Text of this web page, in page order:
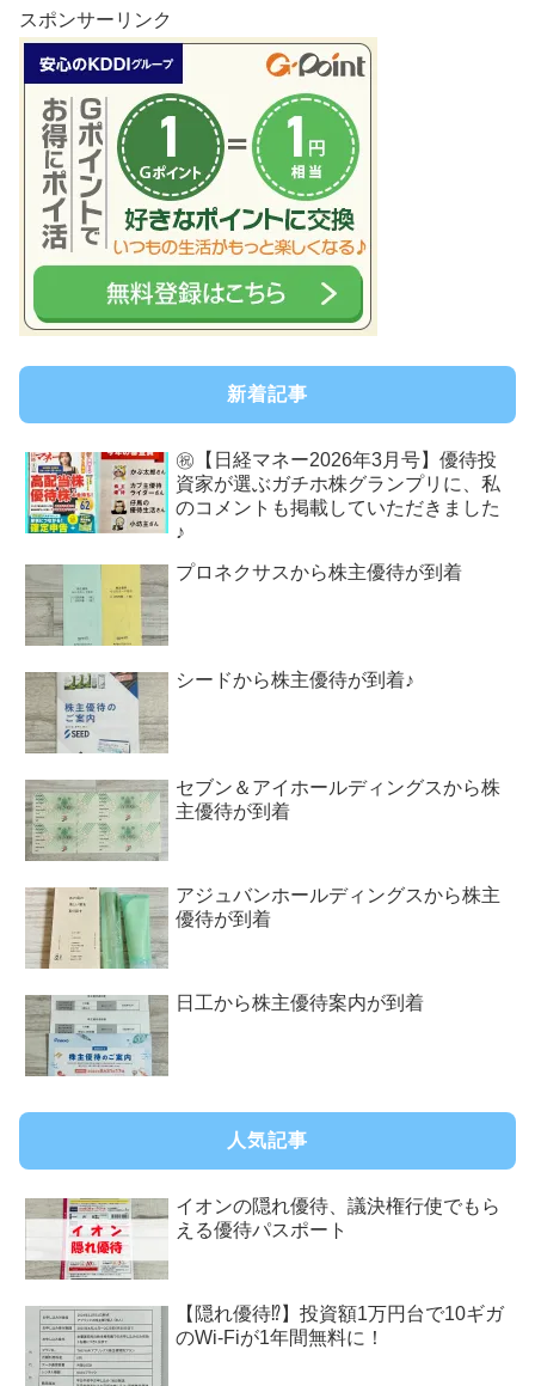
スポンサーリンク
新着記事
㊗【日経マネー2026年3月号】優待投
資家が選ぶガチホ株グランプリに、私
のコメントも掲載していただきました
♪
プロネクサスから株主優待が到着
シードから株主優待が到着♪
セブン＆アイホールディングスから株
主優待が到着
アジュバンホールディングスから株主
優待が到着
日工から株主優待案内が到着
人気記事
イオンの隠れ優待、議決権行使でもら
える優待パスポート
【隠れ優待⁉︎】投資額1万円台で10ギガ
のWi-Fiが1年間無料に！